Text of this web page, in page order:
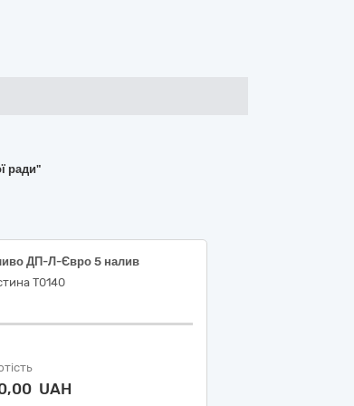
ради"
ДП-Л-Євро 5 налив
Т0140
UAH